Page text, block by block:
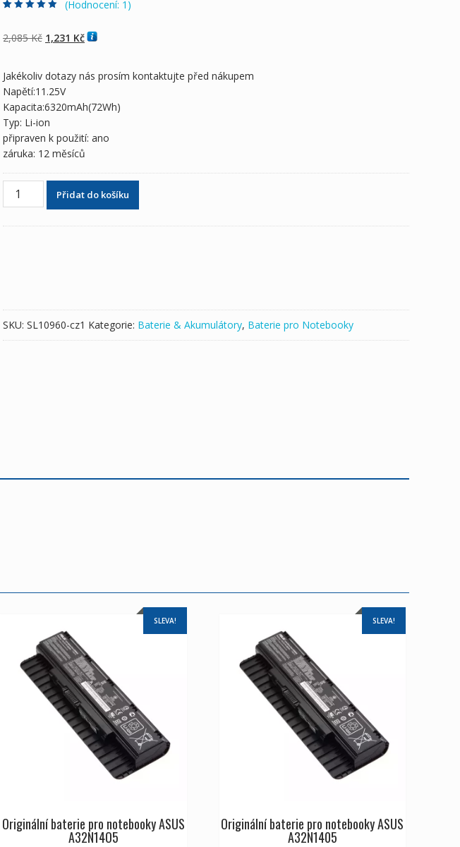
hodnocení
zákazníka
(Hodnocení: 1 )
2,085Kč Původní
2,085 Kč
1,231 KčAktuální
1,231 Kč
Jakékoliv dotazy nás prosím kontaktujte před nákupem
Napětí:11.25V
Kapacita:6320mAh(72Wh)
Typ: Li-ion
připraven k použití: ano
záruka: 12 měsíců
Originální
baterie
Přidat do košíku
SKU: SL10960-cz1 Kategorie: Baterie & Akumulátory, Baterie pro Notebooky
SLEVA!
Originální baterie pro notebooky ASUS
A32N14O5
SLEVA!
Originální baterie pro notebooky ASUS
A32N1405